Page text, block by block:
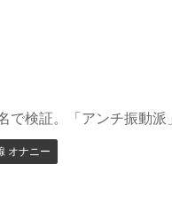
検証。「アンチ振動
オナニー